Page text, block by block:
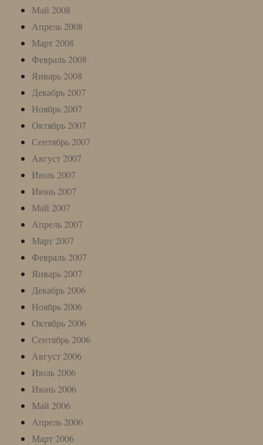
Май 2008
Апрель 2008
Март 2008
Февраль 2008
Январь 2008
Декабрь 2007
Ноябрь 2007
Октябрь 2007
Сентябрь 2007
Август 2007
Июль 2007
Июнь 2007
Май 2007
Апрель 2007
Март 2007
Февраль 2007
Январь 2007
Декабрь 2006
Ноябрь 2006
Октябрь 2006
Сентябрь 2006
Август 2006
Июль 2006
Июнь 2006
Май 2006
Апрель 2006
Март 2006